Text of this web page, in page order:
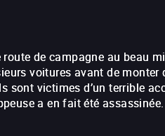
de campagne au beau
voitures avant de monter
sont victimes d’un terrible
a en fait été